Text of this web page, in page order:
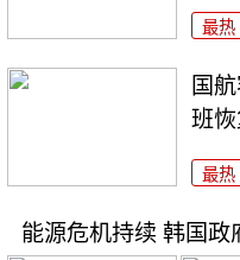
最热
国
班
最热
能源危机持续 韩国政